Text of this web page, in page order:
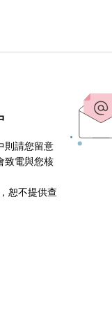
則請您留意
致電與您核
恕不提供查